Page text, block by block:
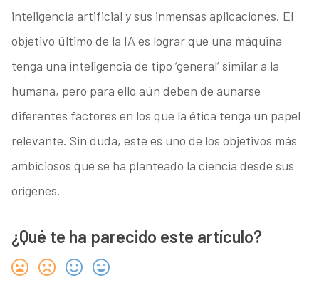
inteligencia artificial y sus inmensas aplicaciones. El
objetivo último de la IA es lograr que una máquina
tenga una inteligencia de tipo ‘general’ similar a la
humana, pero para ello aún deben de aunarse
diferentes factores en los que la ética tenga un papel
relevante. Sin duda, este es uno de los objetivos más
ambiciosos que se ha planteado la ciencia desde sus
orígenes.
¿Qué te ha parecido este artículo?